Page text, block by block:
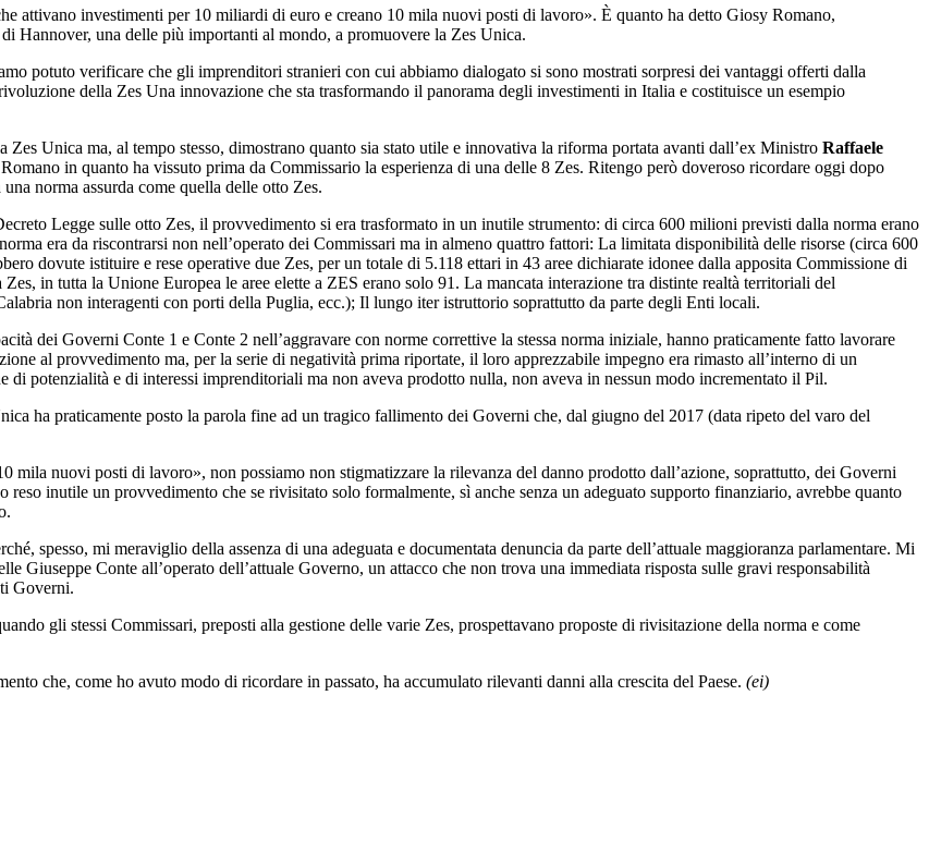
attivano investimenti per 10 miliardi di euro e creano 10 mila nuovi posti di lavoro». È quanto ha detto Giosy Romano,
Hannover, una delle più importanti al mondo, a promuovere la Zes Unica.
potuto verificare che gli imprenditori stranieri con cui abbiamo dialogato si sono mostrati sorpresi dei vantaggi offerti dalla
della Zes Una innovazione che sta trasformando il panorama degli investimenti in Italia e costituisce un esempio
Unica ma, al tempo stesso, dimostrano quanto sia stato utile e innovativa la riforma portata avanti dall’ex Ministro Raffaele
in quanto ha vissuto prima da Commissario la esperienza di una delle 8 Zes. Ritengo però doveroso ricordare oggi dopo
norma assurda come quella delle otto Zes.
Legge sulle otto Zes, il provvedimento si era trasformato in un inutile strumento: di circa 600 milioni previsti dalla norma erano
era da riscontrarsi non nell’operato dei Commissari ma in almeno quattro fattori: La limitata disponibilità delle risorse (circa 600
dovute istituire e rese operative due Zes, per un totale di 5.118 ettari in 43 aree dichiarate idonee dalla apposita Commissione di
in tutta la Unione Europea le aree elette a ZES erano solo 91. La mancata interazione tra distinte realtà territoriali del
non interagenti con porti della Puglia, ecc.); Il lungo iter istruttorio soprattutto da parte degli Enti locali.
dei Governi Conte 1 e Conte 2 nell’aggravare con norme correttive la stessa norma iniziale, hanno praticamente fatto lavorare
al provvedimento ma, per la serie di negatività prima riportate, il loro apprezzabile impegno era rimasto all’interno di un
di potenzialità e di interessi imprenditoriali ma non aveva prodotto nulla, non aveva in nessun modo incrementato il Pil.
ha praticamente posto la parola fine ad un tragico fallimento dei Governi che, dal giugno del 2017 (data ripeto del varo del
mila nuovi posti di lavoro», non possiamo non stigmatizzare la rilevanza del danno prodotto dall’azione, soprattutto, dei Governi
inutile un provvedimento che se rivisitato solo formalmente, sì anche senza un adeguato supporto finanziario, avrebbe quanto
spesso, mi meraviglio della assenza di una adeguata e documentata denuncia da parte dell’attuale maggioranza parlamentare. Mi
Giuseppe Conte all’operato dell’attuale Governo, un attacco che non trova una immediata risposta sulle gravi responsabilità
Governi.
gli stessi Commissari, preposti alla gestione delle varie Zes, prospettavano proposte di rivisitazione della norma e come
che, come ho avuto modo di ricordare in passato, ha accumulato rilevanti danni alla crescita del Paese. (ei)